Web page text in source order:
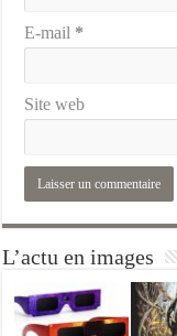
E-mail *
Site web
L’actu en images